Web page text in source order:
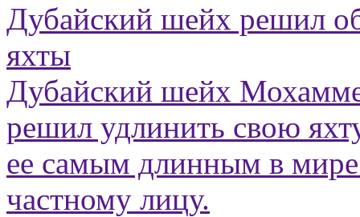
Дубайский шейх решил
яхты
Дубайский шейх
решил удлинить свою
ее самым длинным в
частному лицу.